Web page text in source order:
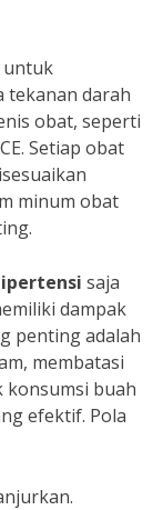
untuk
tekanan darah
obat, seperti
Setiap obat
minum obat
saja
dampak
penting adalah
membatasi
konsumsi buah
efektif. Pola